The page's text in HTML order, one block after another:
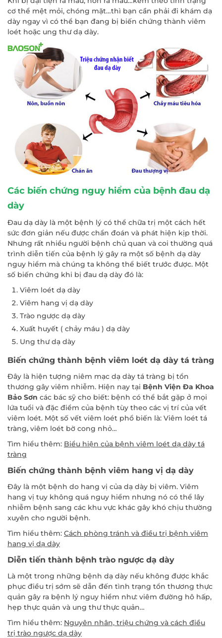
ĐĂNG KÝ KHÁM
cơ thể mệt mỏi, chóng mặt…thì bạn cần phải đi khám dạ
dày ngay vì có thể bạn đang bị biến chứng thành viêm
loét hoặc ung thư dạ dày.
Các biến chứng nguy hiểm của bệnh đau dạ
dày
Đau dạ dày là một bệnh lý có thể chữa trị một cách hết
sức đơn giản nếu được chẩn đoán và phát hiện kịp thời.
Nhưng rất nhiều người bệnh chủ quan và coi thường quá
trình diễn tiến của bệnh lý gây ra một số bệnh dạ dày
nguy hiểm mà chúng ta không thể biết trước được. Một
số biến chứng khi bị đau dạ dày đó là:
Viêm loét dạ dày
Viêm hang vị dạ dày
Trào ngược dạ dày
Xuất huyết ( chảy máu ) dạ dày
Ung thư dạ dày
Biến chứng thành bệnh viêm loét dạ dày tá tràng
Đây là hiện tượng niêm mạc dạ dày tá tràng bị tổn
thương gây viêm nhiễm. Hiện nay tại Bệnh Viện Đa Khoa
Bảo Sơn các bác sỹ cho biết: bệnh có thể bắt gặp ở mọi
lứa tuổi và đặc điểm của bệnh tùy theo các vị trí của vết
viêm loét. Một số vết viêm loét phổ biến là: Viêm loét tá
tràng, viêm loét bờ cong nhỏ…
Tìm hiểu thêm: Biểu hiện của bệnh viêm loét dạ dày tá
tràng
Biến chứng thành bệnh viêm hang vị dạ dày
Đây là một bệnh do hang vị của dạ dày bị viêm. Viêm
hang vị tuy không quá nguy hiểm nhưng nó có thể lây
nhiễm bệnh sang các khu vực khác gây khó chịu thường
xuyên cho người bệnh.
Tìm hiểu thêm: Cách phòng tránh và điều trị bệnh viêm
hang vị dạ dày
Diễn tiến thành bệnh trào ngược dạ dày
Là một trong những bệnh dạ dày nếu không được khắc
phục điều trị sớm sẽ dẫn đến tình trạng tổn thương thực
quản gây ra bệnh lý nguy hiểm như: viêm đường hô hấp,
hẹp thực quản và ung thư thực quản…
Tìm hiểu thêm: Nguyên nhân, triệu chứng và cách điều
trị trào ngược dạ dày